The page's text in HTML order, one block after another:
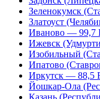
Зеленокумск
Златоуст
Иваново — 99,7
Ижевск
Изобильный
Ипатово
Иркутск — 88,5
Йошкар-Ола
Казань